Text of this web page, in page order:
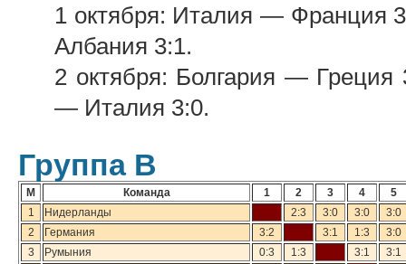
1 октября: Италия —
Албания 3:1.
2 октября: Болгария —
— Италия 3:0.
Группа В
М Команда 1 2 3 4
5
1
Нидерланды 2:3 3:0 3:0
3:0
2
Германия 3:2 3:1 1:3
3:0
3
Румыния 0:3 1:3 3:1
3:1